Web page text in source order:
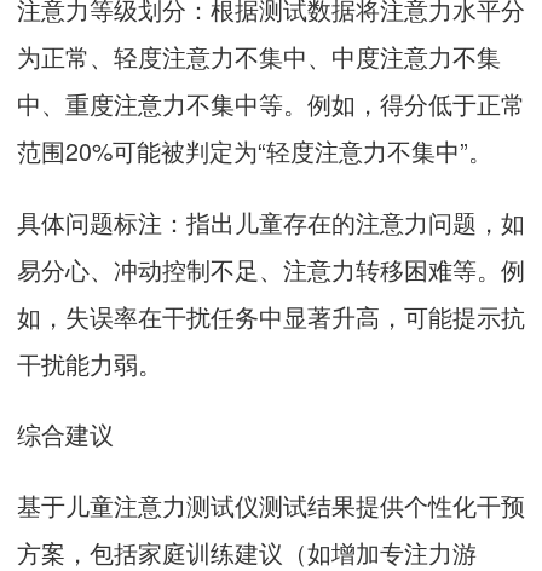
注意力等级划分：根据测试数据将注意力水平分
为正常、轻度注意力不集中、中度注意力不集
中、重度注意力不集中等。例如，得分低于正常
范围20%可能被判定为“轻度注意力不集中”。
具体问题标注：指出儿童存在的注意力问题，如
易分心、冲动控制不足、注意力转移困难等。例
如，失误率在干扰任务中显著升高，可能提示抗
干扰能力弱。
综合建议
基于儿童注意力测试仪测试结果提供个性化干预
方案，包括家庭训练建议（如增加专注力游